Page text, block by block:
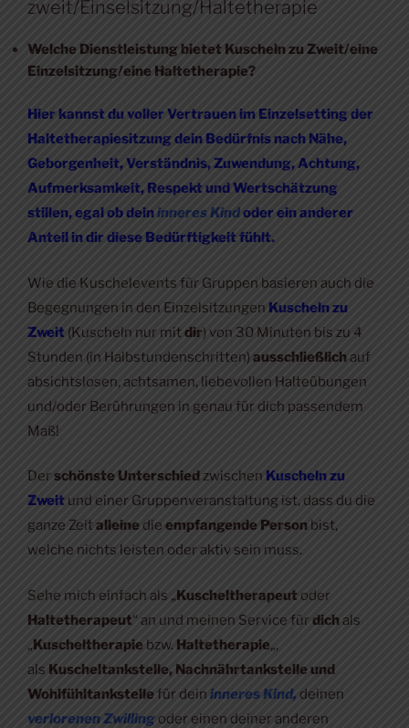
zweit/Einselsitzung/Haltetherapie
Welche Dienstleistung bietet Kuscheln zu Zweit/eine
Einzelsitzung/eine Haltetherapie?
Hier kannst du voller Vertrauen im Einzelsetting der
Haltetherapiesitzung dein Bedürfnis nach Nähe,
Geborgenheit, Verständnis, Zuwendung, Achtung,
Aufmerksamkeit, Respekt und Wertschätzung
stillen, egal ob dein inneres Kindoder ein anderer
Anteil in dir diese Bedürftigkeit fühlt.
Wie die Kuschelevents für Gruppen basieren auch die
Begegnungen in den Einzelsitzungen Kuscheln zu
Zweit (Kuscheln nur mitdir) von 30 Minuten bis zu 4
Stunden (in Halbstundenschritten)ausschließlich auf
absichtslosen, achtsamen, liebevollen Halteübungen
und/oder Berührungen in genau für dich passendem
Maß!
Derschönste Unterschiedzwischen Kuscheln zu
Zweit und einer Gruppenveranstaltung ist, dass du die
ganze Zeitalleine die empfangende Person bist,
welche nichts leisten oder aktiv sein muss.
Sehe mich einfach als „Kuscheltherapeut oder
Haltetherapeut“ an und meinen Service für dich als
„Kuscheltherapie bzw. Haltetherapie„,
als Kuscheltankstelle, Nachnährtankstelle und
Wohlfühltankstellefür dein inneres Kind, deinen
verlorenen Zwilling oder einen deiner anderen